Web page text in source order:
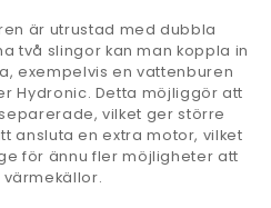
är utrustad med dubbla
två slingor kan man koppla in
exempelvis en vattenburen
Hydronic. Detta möjliggör att
vilket ger större
ansluta en extra motor, vilket
för ännu fler möjligheter att